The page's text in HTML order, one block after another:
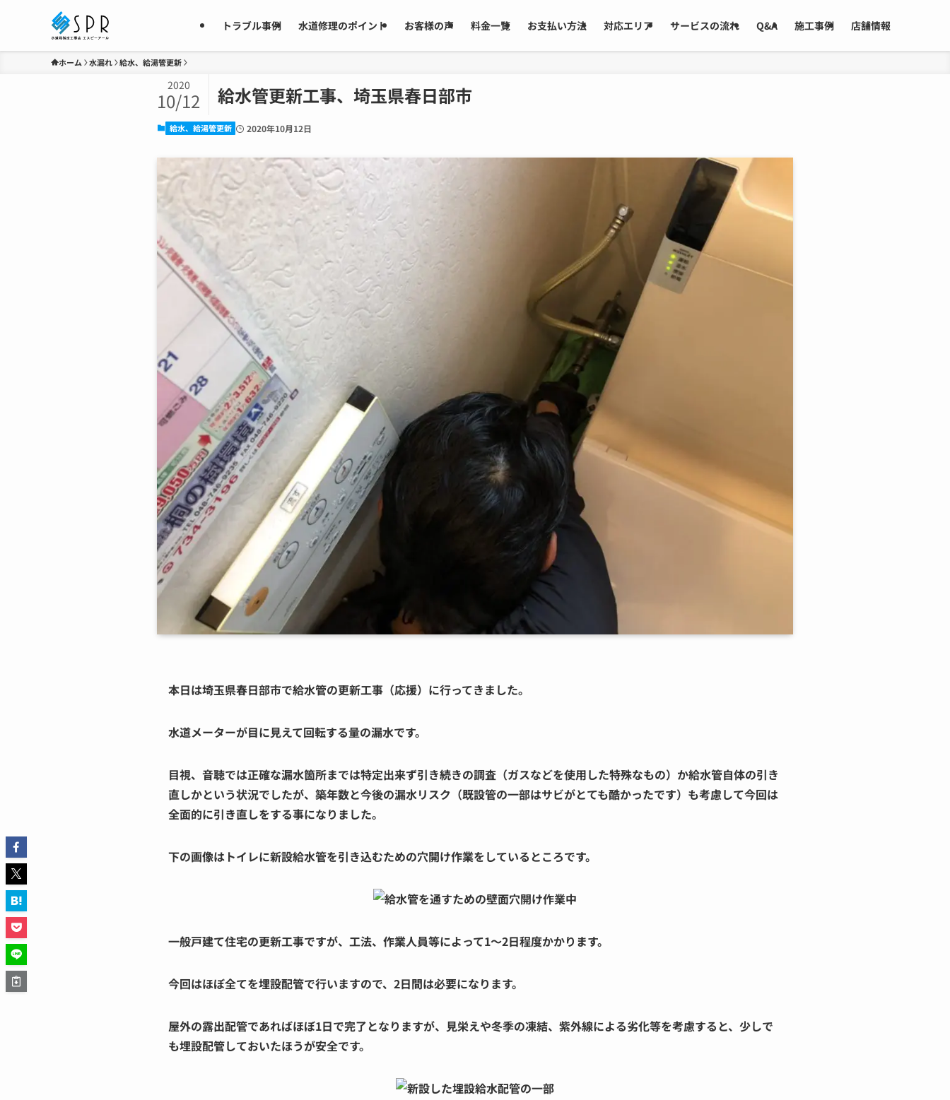
トラブル事例 水道修理のポイント お客様の声 料金一覧 お支払い方法 対応エリア サービスの流れ Q&A 施工事例 店舗情報
ホーム 水漏れ 給水、給湯管更新
給水管更新工事、埼玉県春日部市
2020
10/12
給水、給湯管更新 2020年10月12日
本日は埼玉県春日部市で給水管の更新工事（応援）に行ってきました。
水道メーターが目に見えて回転する量の漏水です。
目視、音聴では正確な漏水箇所までは特定出来ず引き続きの調査（ガスなどを使用した特殊なもの）か給水管自体の引き
直しかという状況でしたが、築年数と今後の漏水リスク（既設管の一部はサビがとても酷かったです）も考慮して今回は
全面的に引き直しをする事になりました。
下の画像はトイレに新設給水管を引き込むための穴開け作業をしているところです。
一般戸建て住宅の更新工事ですが、工法、作業人員等によって1〜2日程度かかります。
今回はほぼ全てを埋設配管で行いますので、2日間は必要になります。
屋外の露出配管であればほぼ1日で完了となりますが、見栄えや冬季の凍結、紫外線による劣化等を考慮すると、少しで
も埋設配管しておいたほうが安全です。